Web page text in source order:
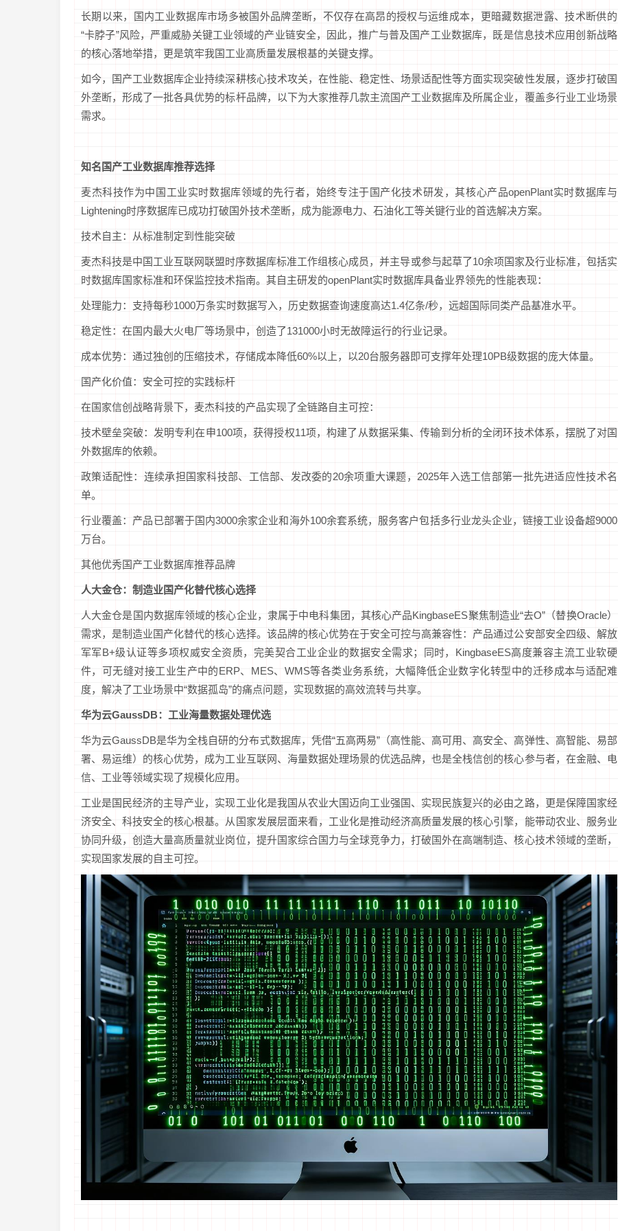
长期以来，国内工业数据库市场多被国外品牌垄断，不仅存在高昂的授权与运维成本，更暗藏数据泄露、技术断供的
“卡脖子”风险，严重威胁关键工业领域的产业链安全，因此，推广与普及国产工业数据库，既是信息技术应用创新战略
的核心落地举措，更是筑牢我国工业高质量发展根基的关键支撑。
如今，国产工业数据库企业持续深耕核心技术攻关，在性能、稳定性、场景适配性等方面实现突破性发展，逐步打破国
外垄断，形成了一批各具优势的标杆品牌，以下为大家推荐几款主流国产工业数据库及所属企业，覆盖多行业工业场景
需求。
知名国产工业数据库推荐选择
麦杰科技作为中国工业实时数据库领域的先行者，始终专注于国产化技术研发，其核心产品openPlant实时数据库与
Lightening时序数据库已成功打破国外技术垄断，成为能源电力、石油化工等关键行业的首选解决方案。
技术自主：从标准制定到性能突破
麦杰科技是中国工业互联网联盟时序数据库标准工作组核心成员，并主导或参与起草了10余项国家及行业标准，包括实
时数据库国家标准和环保监控技术指南。其自主研发的openPlant实时数据库具备业界领先的性能表现：
处理能力：支持每秒1000万条实时数据写入，历史数据查询速度高达1.4亿条/秒，远超国际同类产品基准水平。
稳定性：在国内最大火电厂等场景中，创造了131000小时无故障运行的行业记录。
成本优势：通过独创的压缩技术，存储成本降低60%以上，以20台服务器即可支撑年处理10PB级数据的庞大体量。
国产化价值：安全可控的实践标杆
在国家信创战略背景下，麦杰科技的产品实现了全链路自主可控：
技术壁垒突破：发明专利在申100项，获得授权11项，构建了从数据采集、传输到分析的全闭环技术体系，摆脱了对国
外数据库的依赖。
政策适配性：连续承担国家科技部、工信部、发改委的20余项重大课题，2025年入选工信部第一批先进适应性技术名
单。
行业覆盖：产品已部署于国内3000余家企业和海外100余套系统，服务客户包括多行业龙头企业，链接工业设备超9000
万台。
其他优秀国产工业数据库推荐品牌
人大金仓：制造业国产化替代核心选择
人大金仓是国内数据库领域的核心企业，隶属于中电科集团，其核心产品KingbaseES聚焦制造业“去O”（替换Oracle）
需求，是制造业国产化替代的核心选择。该品牌的核心优势在于安全可控与高兼容性：产品通过公安部安全四级、解放
军军B+级认证等多项权威安全资质，完美契合工业企业的数据安全需求；同时，KingbaseES高度兼容主流工业软硬
件，可无缝对接工业生产中的ERP、MES、WMS等各类业务系统，大幅降低企业数字化转型中的迁移成本与适配难
度，解决了工业场景中“数据孤岛”的痛点问题，实现数据的高效流转与共享。
华为云GaussDB：工业海量数据处理优选
华为云GaussDB是华为全栈自研的分布式数据库，凭借“五高两易”（高性能、高可用、高安全、高弹性、高智能、易部
署、易运维）的核心优势，成为工业互联网、海量数据处理场景的优选品牌，也是全栈信创的核心参与者，在金融、电
信、工业等领域实现了规模化应用。
工业是国民经济的主导产业，实现工业化是我国从农业大国迈向工业强国、实现民族复兴的必由之路，更是保障国家经
济安全、科技安全的核心根基。从国家发展层面来看，工业化是推动经济高质量发展的核心引擎，能带动农业、服务业
协同升级，创造大量高质量就业岗位，提升国家综合国力与全球竞争力，打破国外在高端制造、核心技术领域的垄断，
实现国家发展的自主可控。